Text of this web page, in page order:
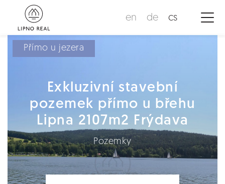
cs
en de
Přímo u jezera
Exkluzivní stavební
pozemek přímo u břehu
Lipna 2107m2 Frýdava
Pozemky